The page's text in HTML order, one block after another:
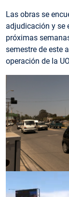
Las obras se
adjudicación y se
próximas
semestre de este
operación de la